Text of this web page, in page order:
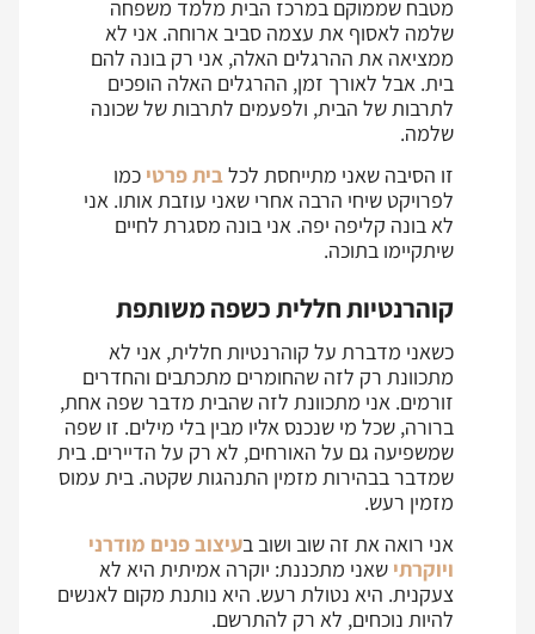
מטבח שממוקם במרכז הבית מלמד משפחה
שלמה לאסוף את עצמה סביב ארוחה. אני לא
ממציאה את ההרגלים האלה, אני רק בונה להם
בית. אבל לאורך זמן, ההרגלים האלה הופכים
לתרבות של הבית, ולפעמים לתרבות של שכונה
שלמה.
זו הסיבה שאני מתייחסת לכלבית פרטי כמו
לפרויקט שיחי הרבה אחרי שאני עוזבת אותו. אני
לא בונה קליפה יפה. אני בונה מסגרת לחיים
שיתקיימו בתוכה.
קוהרנטיות חללית כשפה משותפת
כשאני מדברת על קוהרנטיות חללית, אני לא
מתכוונת רק לזה שהחומרים מתכתבים והחדרים
זורמים. אני מתכוונת לזה שהבית מדבר שפה אחת,
ברורה, שכל מי שנכנס אליו מבין בלי מילים. זו שפה
שמשפיעה גם על האורחים, לא רק על הדיירים. בית
שמדבר בבהירות מזמין התנהגות שקטה. בית עמוס
מזמין רעש.
אני רואה את זה שוב ושוב בעיצוב פנים מודרני
ויוקרתי שאני מתכננת: יוקרה אמיתית היא לא
צעקנית. היא נטולת רעש. היא נותנת מקום לאנשים
להיות נוכחים, לא רק להתרשם.